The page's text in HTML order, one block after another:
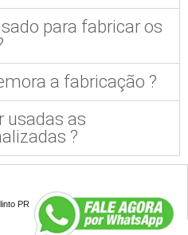
para fabricar os
a fabricação ?
usadas as
?
PR